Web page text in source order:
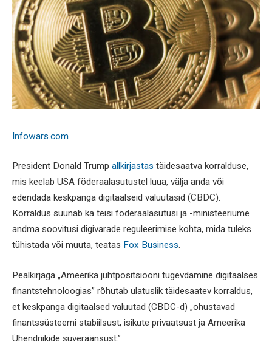
Infowars.com
President Donald Trump allkirjastas täidesaatva korralduse,
mis keelab USA föderaalasutustel luua, välja anda või
edendada keskpanga digitaalseid valuutasid (CBDC).
Korraldus suunab ka teisi föderaalasutusi ja -ministeeriume
andma soovitusi digivarade reguleerimise kohta, mida tuleks
tühistada või muuta, teatas Fox Business.
Pealkirjaga „Ameerika juhtpositsiooni tugevdamine digitaalses
finantstehnoloogias” rõhutab ulatuslik täidesaatev korraldus,
et keskpanga digitaalsed valuutad (CBDC-d) „ohustavad
finantssüsteemi stabiilsust, isikute privaatsust ja Ameerika
Ühendriikide suveräänsust.”